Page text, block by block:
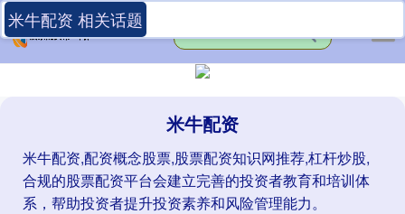
米牛配资
米牛配资,配资概念股票,股票配资知识网推荐,杠杆炒股,
合规的股票配资平台会建立完善的投资者教育和培训体
系，帮助投资者提升投资素养和风险管理能力。
米牛配资 相关话题